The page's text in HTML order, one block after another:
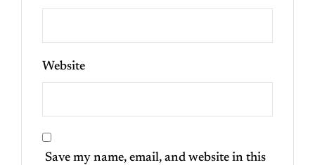
Website
Save my name, email, and website in this